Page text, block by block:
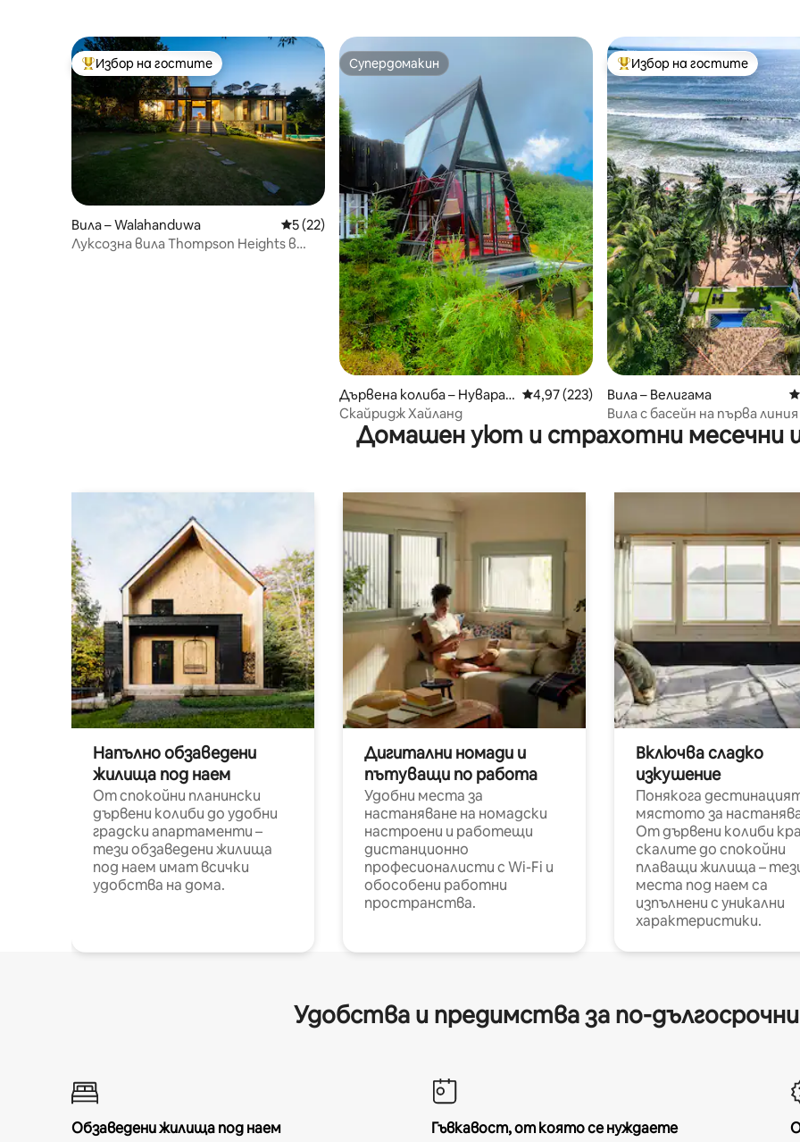
Най-популярен избор на гостите
Избор на гостите
Вила – Walahanduwa Средна оценка: 5 от 5, 22 отзива
5 (22)
Луксозна вила Thompson Heights в
Супердомакин
Супердомакин
Дървена колиба – Нувара-
Елія
Средна оценка: 4,97 от 5, 223 отзива
4,97 (223)
Скайридж Хайланд
Най-популярен избор на
Избор на гостите
Вила – Велигама
Вила с басейн на първа
плажа.
Домашен уют и страхотни месечни
Напълно обзаведени
жилища под наем
От спокойни планински
дървени колиби до удобни
градски апартаменти –
тези обзаведени жилища
под наем имат всички
удобства на дома.
Дигитални номади и
пътуващи по работа
Удобни места за
настаняване на номадски
настроени и работещи
дистанционно
професионалисти с Wi-Fi и
обособени работни
пространства.
Включва сладко
изкушение
Понякога
мястото за
От дървени колиби
скалите до спокойни
плаващи жилища –
места под наем са
изпълнени с уникални
характеристики.
Удобства и предимства за по-
Обзаведени жилища под наем
Гъвкавост, от която се нуждаете